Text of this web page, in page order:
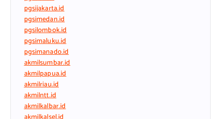
pgsijakarta.id
pgsimedan.id
pgsilombok.id
pgsimaluku.id
pgsimanado.id
akmilsumbar.id
akmilpapua.id
akmilriau.id
akmilntt.id
akmilkalbar.id